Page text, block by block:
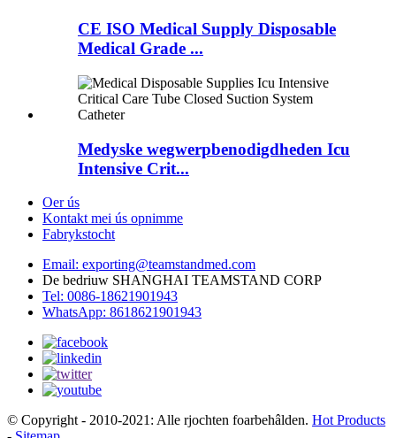
CE ISO Medical Supply Disposable
Medical Grade ...
Medyske wegwerpbenodigdheden Icu
Intensive Crit...
Oer ús
Kontakt mei ús opnimme
Fabrykstocht
Email: exporting@teamstandmed.com
De bedriuw SHANGHAI TEAMSTAND CORP
Tel: 0086-18621901943
WhatsApp: 8618621901943
© Copyright - 2010-2021: Alle rjochten foarbehâlden. Hot Products